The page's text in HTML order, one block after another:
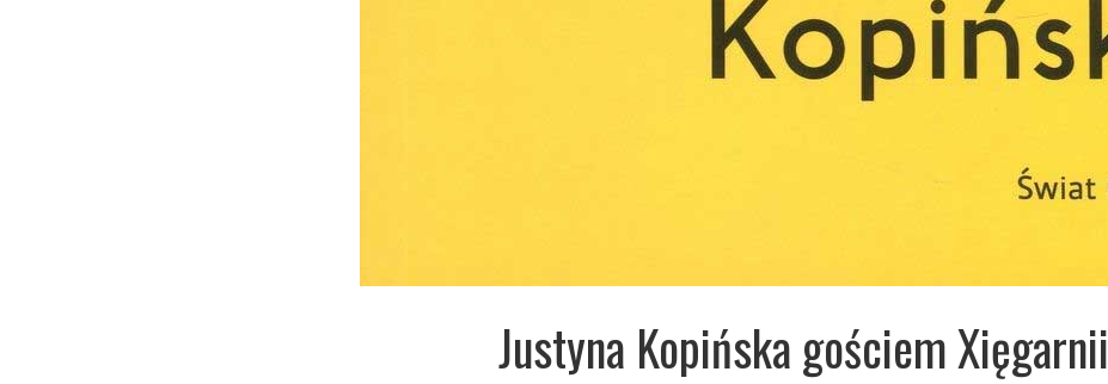
Justyna Kopińska gościem Xięgarnii